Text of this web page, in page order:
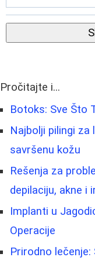
Pročitajte i...
Botoks: Sve Što
Najbolji pilingi za
savršenu kožu
Rešenja za
depilaciju, akne i
Implanti u
Operacije
Prirodno